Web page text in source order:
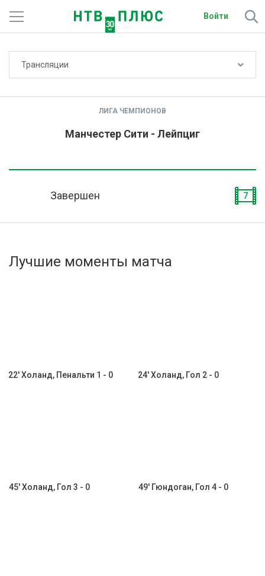
Войти
Активировать промокод
Трансляции
ЛИГА ЧЕМПИОНОВ
Манчестер Сити - Лейпциг
Завершен 7
Лучшие моменты матча
22' Холанд, Пенальти 1 - 0 24' Холанд, Гол 2 - 0
45' Холанд, Гол 3 - 0 49' Гюндоган, Гол 4 - 0